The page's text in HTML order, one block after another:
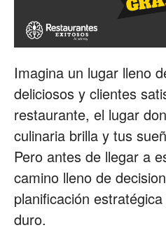
Imagina un lugar lleno
deliciosos y clientes
restaurante, el lugar
culinaria brilla y tus
Pero antes de llegar a
camino lleno de
planificación
duro.